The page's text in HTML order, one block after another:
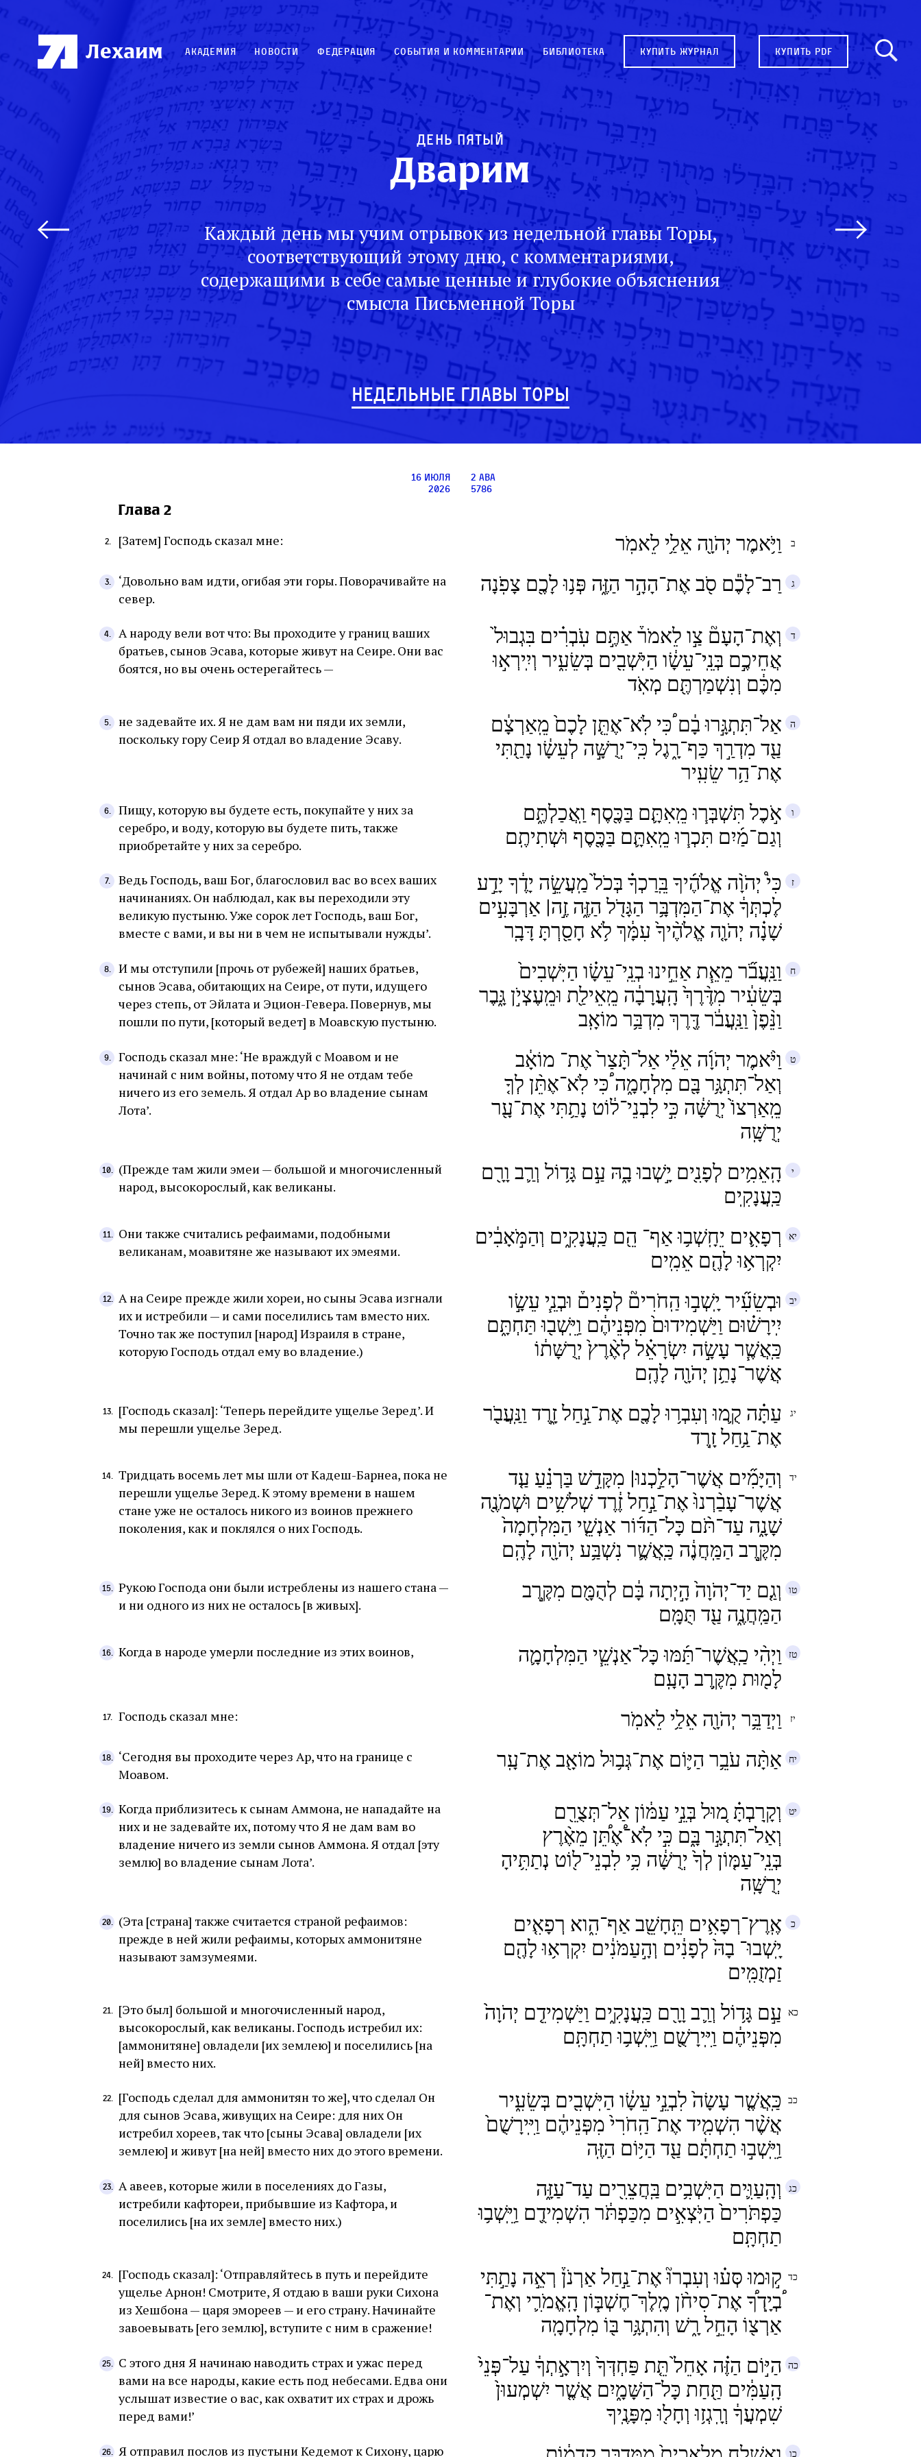
Лехаим Академия Новости Федерация События и комментарии Библиотека купить журнал купить pdf
День пятый
Дварим
Каждый день мы учим отрывок из недельной главы Торы,
соответствующий этому дню, с комментариями,
содержащими в себе самые ценные и глубокие объяснения
смысла Письменной Торы
НЕДЕЛЬНЫЕ ГЛАВЫ ТОРЫ
16 июля
2026
2 ава
5786
Глава 2
[Затем] Господь сказал мне: וַיֹּ֥אמֶר יְהֹוָ֖ה אֵלַ֥י לֵאמֹֽר
‘Довольно вам идти, огибая эти горы. Поворачивайте на
север.
רַב־לָכֶ֕ם סֹ֖ב אֶת־הָהָ֣ר הַזֶּ֑ה פְּנ֥וּ לָכֶ֖ם צָפֹֽנָה
А народу вели вот что: Вы проходите у границ ваших
братьев, сынов Эсава, которые живут на Сеире. Они вас
боятся, но вы очень остерегайтесь —
וְאֶת־הָעָם֘ צַ֣ו לֵאמֹר֒ אַתֶּ֣ם עֹֽבְרִ֗ים בִּגְבוּל֙
אֲחֵיכֶ֣ם בְּנֵֽי־עֵשָׂ֔ו הַיֹּֽשְׁבִ֖ים בְּשֵׂעִ֑יר וְיִֽירְא֣וּ
מִכֶּ֔ם וְנִשְׁמַרְתֶּ֖ם מְאֹֽד
не задевайте их. Я не дам вам ни пяди их земли,
поскольку гору Сеир Я отдал во владение Эсаву.
אַל־תִּתְגָּ֣רוּ בָ֔ם ֠כִּי לֹֽא־אֶתֵּ֤ן לָכֶם֙ מֵֽאַרְצָ֔ם
עַ֖ד מִדְרַ֣ךְ כַּף־רָ֑גֶל כִּֽי־יְרֻשָּׁ֣ה לְעֵשָׂ֔ו נָתַ֖תִּי
אֶת־הַ֥ר שֵׂעִֽיר
Пищу, которую вы будете есть, покупайте у них за
серебро, и воду, которую вы будете пить, также
приобретайте у них за серебро.
אֹ֣כֶל תִּשְׁבְּר֧וּ מֵֽאִתָּ֛ם בַּכֶּ֖סֶף וַֽאֲכַלְתֶּ֑ם
וְגַם־מַ֜יִם תִּכְר֧וּ מֵֽאִתָּ֛ם בַּכֶּ֖סֶף וּשְׁתִיתֶֽם
Ведь Господь, ваш Бог, благословил вас во всех ваших
начинаниях. Он наблюдал, как вы переходили эту
великую пустыню. Уже сорок лет Господь, ваш Бог,
вместе с вами, и вы ни в чем не испытывали нужды’.
כִּי֩ יְהֹוָ֨ה אֱלֹהֶ֜יךָ בֵּֽרַכְךָ֗ בְּכֹל֙ מַֽעֲשֵׂ֣ה יָדֶ֔ךָ יָדַ֣ע
לֶכְתְּךָ֔ אֶת־הַמִּדְבָּ֥ר הַגָּדֹ֖ל הַזֶּ֑ה זֶ֣ה| אַרְבָּעִ֣ים
שָׁנָ֗ה יְהֹוָ֤ה אֱלֹהֶ֨יךָ֙ עִמָּ֔ךְ לֹ֥א חָסַ֖רְתָּ דָּבָֽר
И мы отступили [прочь от рубежей] наших братьев,
сынов Эсава, обитающих на Сеире, от пути, идущего
через степь, от Эйлата и Эцион-Гевера. Повернув, мы
пошли по пути, [который ведет] в Моавскую пустыню.
וַנַּֽעֲבֹ֞ר מֵאֵ֧ת אַחֵ֣ינוּ בְנֵֽי־עֵשָׂ֗ו הַיּֽשְׁבִים֙
בְּשֵׂעִ֔יר מִדֶּ֨רֶךְ֙ הָֽעֲרָבָ֔ה מֵֽאֵילַ֖ת וּמֵֽעֶצְיֹ֣ן גָּ֑בֶר
וַנֵּ֨פֶן֙ וַנַּֽעֲבֹ֔ר דֶּ֖רֶךְ מִדְבַּ֥ר מוֹאָֽב
Господь сказал мне: ‘Не враждуй с Моавом и не
начинай с ним войны, потому что Я не отдам тебе
ничего из его земель. Я отдал Ар во владение сынам
Лота’.
וַיֹּ֨אמֶר יְהֹוָ֜ה אֵלַ֗י אַל־תָּ֨צַר֙ אֶת־ מוֹאָ֔ב
וְאַל־תִּתְגָּ֥ר בָּ֖ם מִלְחָמָ֑ה ֠כִּי לֹֽא־אֶתֵּ֨ן לְךָ֤
מֵֽאַרְצוֹ֙ יְרֻשָּׁ֔ה כִּ֣י לִבְנֵי־ל֔וֹט נָתַ֥תִּי אֶת־עָ֖ר
יְרֻשָּֽׁה
(Прежде там жили эмеи — большой и многочисленный
народ, высокорослый, как великаны.
הָֽאֵמִ֥ים לְפָנִ֖ים יָ֣שְׁבוּ בָ֑הּ עַ֣ם גָּד֥וֹל וְרַ֛ב וָרָ֖ם
כַּֽעֲנָקִֽים
Они также считались рефаимами, подобными
великанам, моавитяне же называют их эмеями.
רְפָאִ֛ים יֵחָֽשְׁב֥וּ אַף־ הֵ֖ם כַּֽעֲנָקִ֑ים וְהַמֹּ֣אָבִ֔ים
יִקְרְא֥וּ לָהֶ֖ם אֵמִֽים
А на Сеире прежде жили хореи, но сыны Эсава изгнали
их и истребили — и сами поселились там вместо них.
Точно так же поступил [народ] Израиля в стране,
которую Господь отдал ему во владение.)
וּבְשֵׂעִ֞יר יָֽשְׁב֣וּ הַֽחֹרִים֘ לְפָנִים֒ וּבְנֵ֧י עֵשָׂ֣ו
יִֽירָשׁ֗וּם וַיַּשְׁמִידוּם֙ מִפְּנֵיהֶ֔ם וַיֵּֽשְׁב֖וּ תַּחְתָּ֑ם
כַּֽאֲשֶׁ֧ר עָשָׂ֣ה יִשְׂרָאֵ֗ל לְאֶ֨רֶץ֙ יְרֻשָּׁת֔וֹ
אֲשֶׁר־נָתַ֥ן יְהֹוָ֖ה לָהֶֽם
[Господь сказал]: ‘Теперь перейдите ущелье Зеред’. И
мы перешли ущелье Зеред.
עַתָּ֗ה קֻ֛מוּ וְעִבְר֥וּ לָכֶ֖ם אֶת־נַ֣חַל זָ֑רֶד וַנַּֽעֲבֹ֖ר
אֶת־נַ֥חַל זָֽרֶד
Тридцать восемь лет мы шли от Кадеш-Барнеа, пока не
перешли ущелье Зеред. К этому времени в нашем
стане уже не осталось никого из воинов прежнего
поколения, как и поклялся о них Господь.
וְהַיָּמִ֞ים אֲשֶׁר־הָלַ֣כְנוּ| מִקָּדֵ֣שׁ בַּרְנֵ֗עַ עַ֤ד
אֲשֶׁר־עָבַ֨רְנוּ֙ אֶת־נַ֣חַל זֶ֔רֶד שְׁלשִׁ֥ים וּשְׁמֹנֶ֖ה
שָׁנָ֑ה עַד־תֹּ֨ם כָּל־הַדּ֜וֹר אַנְשֵׁ֤י הַמִּלְחָמָה֙
מִקֶּ֣רֶב הַמַּֽחֲנֶ֔ה כַּֽאֲשֶׁ֛ר נִשְׁבַּ֥ע יְהֹוָ֖ה לָהֶֽם
Рукою Господа они были истреб­лены из нашего стана —
и ни одного из них не осталось [в живых].
וְגַ֤ם יַד־יְהֹוָה֙ הָ֣יְתָה בָּ֔ם לְהֻמָּ֖ם מִקֶּ֣רֶב
הַמַּֽחֲנֶ֑ה עַ֖ד תֻּמָּֽם
Когда в народе умерли последние из этих воинов,
וַיְהִ֨י כַֽאֲשֶׁר־תַּ֜מּוּ כָּל־אַנְשֵׁ֧י הַמִּלְחָמָ֛ה
לָמ֖וּת מִקֶּ֥רֶב הָעָֽם
Господь сказал мне: וַיְדַבֵּ֥ר יְהֹוָ֖ה אֵלַ֥י לֵאמֹֽר
‘Сегодня вы проходите через Ар, что на границе с
Моавом.
אַתָּ֨ה עֹבֵ֥ר הַיּ֛וֹם אֶת־גְּב֥וּל מוֹאָ֖ב אֶת־עָֽר
Когда приблизитесь к сынам Аммона, не нападайте на
них и не задевайте их, потому что Я не дам вам во
владение ничего из земли сынов Аммона. Я отдал [эту
землю] во владение сынам Лота’.
וְקָֽרַבְתָּ֗ מ֚וּל בְּנֵ֣י עַמּ֔וֹן אַל־תְּצֻרֵ֖ם
וְאַל־תִּתְגָּ֣ר בָּ֑ם כִּ֣י לֹֽא־֠אֶתֵּ֠ן מֵאֶ֨רֶץ
בְּנֵֽי־עַמּ֤וֹן לְךָ֙ יְרֻשָּׁ֔ה כִּ֥י לִבְנֵי־ל֖וֹט נְתַתִּ֥יהָ
יְרֻשָּֽׁה
(Эта [страна] также считается страной рефаимов:
прежде в ней жили рефаимы, которых аммонитяне
называют замзумеями.
אֶֽרֶץ־רְפָאִ֥ים תֵּֽחָשֵׁ֖ב אַף־הִ֑וא רְפָאִ֤ים
יָֽשְׁבוּ־ בָהּ֙ לְפָנִ֔ים וְהָ֣עַמֹּנִ֔ים יִקְרְא֥וּ לָהֶ֖ם
זַמְזֻמִּֽים
[Это был] большой и многочисленный народ,
высокорослый, как великаны. Господь истребил их:
[аммонитяне] овладели [их землею] и поселились [на
ней] вместо них.
עַ֣ם גָּד֥וֹל וְרַ֛ב וָרָ֖ם כַּֽעֲנָקִ֑ים וַיַּשְׁמִידֵ֤ם יְהֹוָה֙
מִפְּנֵיהֶ֔ם וַיִּֽירָשֻׁ֖ם וַיֵּֽשְׁב֥וּ תַחְתָּֽם
[Господь сделал для аммонитян то же], что сделал Он
для сынов Эсава, живущих на Сеире: для них Он
истребил хореев, так что [сыны Эсава] овладели [их
землею] и живут [на ней] вместо них до этого времени.
כַּֽאֲשֶׁ֤ר עָשָׂה֙ לִבְנֵ֣י עֵשָׂ֔ו הַיּֽשְׁבִ֖ים בְּשֵׂעִ֑יר
אֲשֶׁ֨ר הִשְׁמִ֤יד אֶת־הַֽחֹרִי֙ מִפְּנֵיהֶ֔ם וַיִּֽירָשֻׁם֙
וַיֵּֽשְׁב֣וּ תַחְתָּ֔ם עַ֖ד הַיּ֥וֹם הַזֶּֽה
А авеев, которые жили в поселениях до Газы,
истребили кафтореи, прибывшие из Кафтора, и
поселились [на их земле] вместо них.)
וְהָֽעַוִּ֛ים הַיּֽשְׁבִ֥ים בַּֽחֲצֵרִ֖ים עַד־עַזָּ֑ה
כַּפְתֹּרִים֙ הַיֹּֽצְאִ֣ים מִכַּפְתֹּ֔ר הִשְׁמִידֻ֖ם וַיֵּֽשְׁב֥וּ
תַחְתָּֽם
[Господь сказал]: ‘Отправляйтесь в путь и перейдите
ущелье Арнон! Смотрите, Я отдаю в ваши руки Сихона
из Хешбона — царя эмореев — и его страну. Начинайте
завоевывать [его землю], вступите с ним в сражение!
ק֣וּמוּ סְּע֗וּ וְעִבְרוּ֘ אֶת־נַ֣חַל אַרְנֹן֒ רְאֵ֣ה נָתַ֣תִּי
֠בְיָֽדְךָ֠ אֶת־סִיחֹ֨ן מֶֽלֶךְ־חֶשְׁבּ֧וֹן הָֽאֱמֹרִ֛י וְאֶת־
אַרְצ֖וֹ הָחֵ֣ל רָ֑שׁ וְהִתְגָּ֥ר בּ֖וֹ מִלְחָמָֽה
С этого дня Я начинаю наводить страх и ужас перед
вами на все народы, какие есть под небесами. Едва они
услышат известие о вас, как охватит их страх и дрожь
перед вами!’
הַיּ֣וֹם הַזֶּ֗ה אָחֵל֙ תֵּ֤ת פַּחְדְּךָ֙ וְיִרְאָ֣תְךָ֔ עַל־פְּנֵי֙
הָֽעַמִּ֔ים תַּ֖חַת כָּל־הַשָּׁמָ֑יִם אֲשֶׁ֤ר יִשְׁמְעוּן֙
שִׁמְעֲךָ֔ וְרָֽגְז֥וּ וְחָל֖וּ מִפָּנֶֽיךָ
Я отправил послов из пустыни Кедемот к Сихону, царю